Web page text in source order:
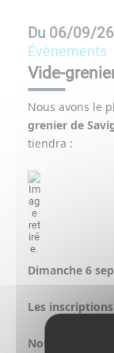
Du 06/09/
évènements
Vide-
Nous avons le
grenier de
tiendra :
Dimanche 6
Les
Nouveauté